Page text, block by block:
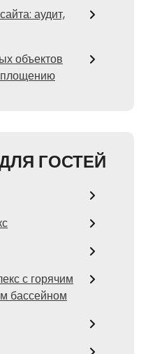
аудит,
объектов
ГОСТЕЙ
с горячим
бассейном